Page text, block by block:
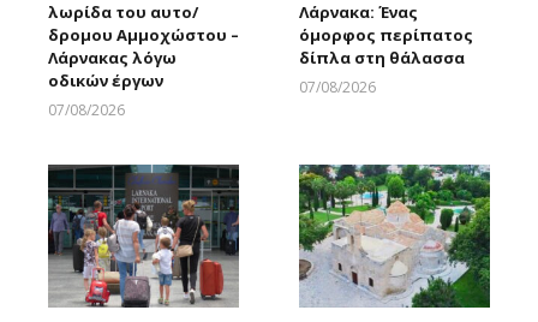
λωρίδα του αυτο/
δρομου Αμμοχώστου –
Λάρνακας λόγω
οδικών έργων
07/08/2026
Λάρνακα: Ένας
όμορφος περίπατος
δίπλα στη θάλασσα
07/08/2026